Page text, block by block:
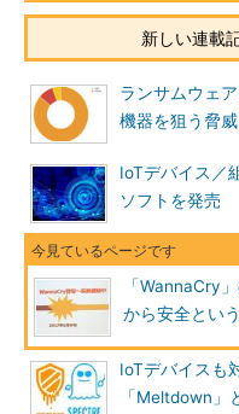
新しい連載
ランサムウェ
機器を狙う脅
IoTデバイス／
ソフトを発売
「WannaCry
から安全とい
IoTデバイスも
「Meltdown」